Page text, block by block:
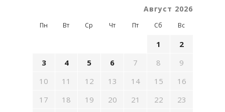
Август 2026
Пн Вт Ср Чт Пт Сб Вс
1
2
3
4 5 6 7 8
9
10
11 12 13 14 15
16
17
18 19 20 21 22
23